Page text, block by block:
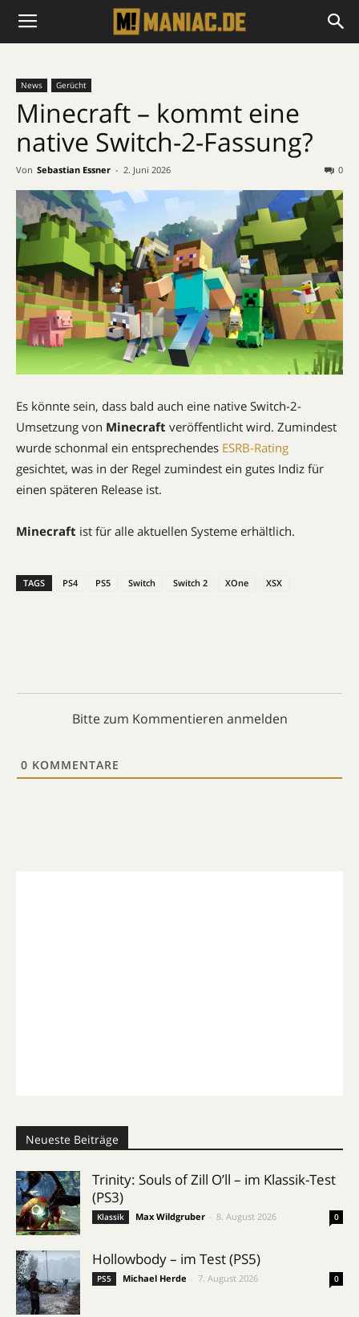
News Gerücht
Minecraft – kommt eine
native Switch-2-Fassung?
Von Sebastian Essner - 2. Juni 2026 0
Es könnte sein, dass bald auch eine native Switch-2-
Umsetzung von Minecraft veröffentlicht wird. Zumindest
wurde schonmal ein entsprechendes ESRB-Rating
gesichtet, was in der Regel zumindest ein gutes Indiz für
einen späteren Release ist.
Minecraft ist für alle aktuellen Systeme erhältlich.
TAGS PS4 PS5 Switch Switch 2 XOne XSX
Bitte zum Kommentieren anmelden
0 KOMMENTARE
Neueste Beiträge
Trinity: Souls of Zill O’ll – im Klassik-Test
(PS3)
Klassik Max Wildgruber 8. August 2026 0
Hollowbody – im Test (PS5)
PS5 Michael Herde 7. August 2026 0